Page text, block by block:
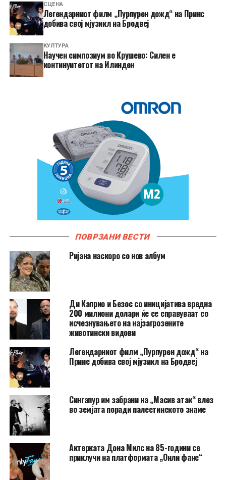
СЦЕНА
Легендарниот филм „Пурпурен дожд“ на Принс
добива свој мјузикл на Бродвеј
КУЛТУРА
Научен симпозиум во Крушево: Силен е
континуитетот на Илинден
ПОВРЗАНИ ВЕСТИ
Ријана наскоро со нов албум
Ди Каприо и Безос со иницијатива вредна
200 милиони долари ќе се справуваат со
исчезнувањето на најзагрозените
животински видови
Легендарниот филм „Пурпурен дожд“ на
Принс добива свој мјузикл на Бродвеј
Сингапур им забрани на „Масив атак“ влез
во земјата поради палестинското знаме
Актерката Дона Милс на 85-години се
приклучи на платформата „Онли фанс“